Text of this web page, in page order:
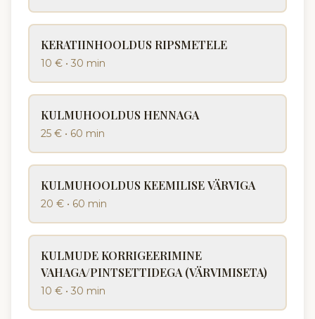
KERATIINHOOLDUS RIPSMETELE
10 € • 30 min
KULMUHOOLDUS HENNAGA
25 € • 60 min
KULMUHOOLDUS KEEMILISE VÄRVIGA
20 € • 60 min
KULMUDE KORRIGEERIMINE
VAHAGA/PINTSETTIDEGA (VÄRVIMISETA)
10 € • 30 min